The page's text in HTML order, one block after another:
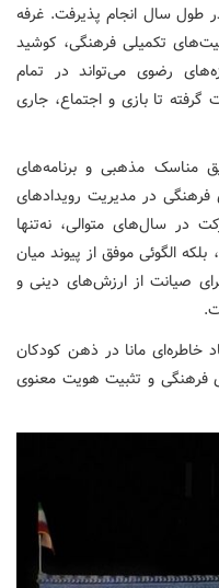
طول سال انجام پذیرفت. غرفه
تکمیلی فرهنگی، کوشید
رضوی می‌تواند در تمام
تا بازی و اجتماع، جاری
مناسک مذهبی و برنامه‌های
فرهنگی در مدیریت رویدادهای
در سال‌های متوالی، نه‌تنها
الگوئی موفق از پیوند میان
صیانت از ارزش‌های دینی و
خاطره‌ای مانا در ذهن کودکان
فرهنگی و تثبیت هویت معنوی